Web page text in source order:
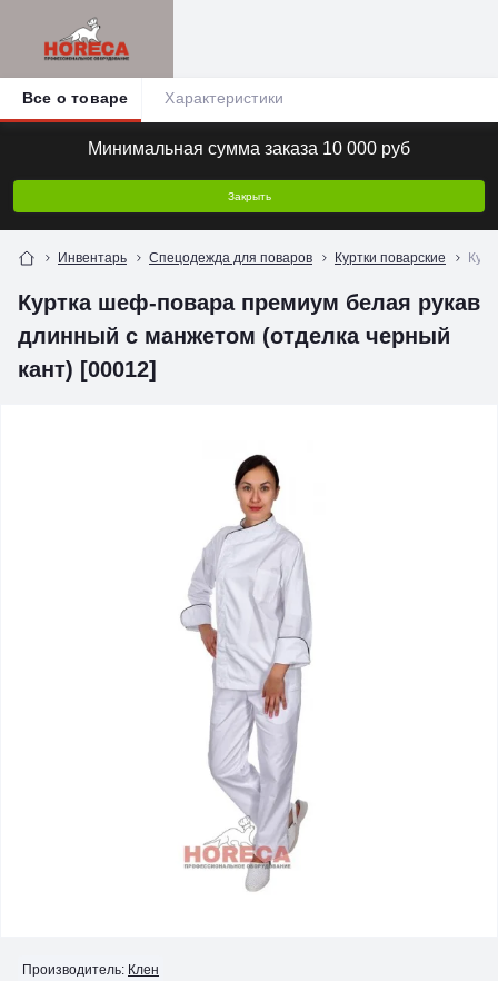
Минимальная сумма заказа 10 000 руб
Закрыть
Инвентарь Спецодежда для поваров Куртки поварские
Куртка шеф-повара премиум белая рукав
длинный с манжетом (отделка черный
кант) [00012]
Все о товаре Характеристики
Производитель: Клен